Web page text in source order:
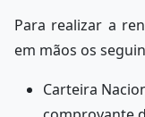
Para realizar a
em mãos os
Carteira